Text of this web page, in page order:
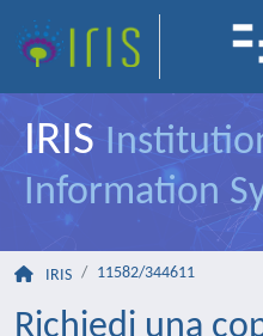
IRIS
Information
IRIS 11582/344611
Richiedi una